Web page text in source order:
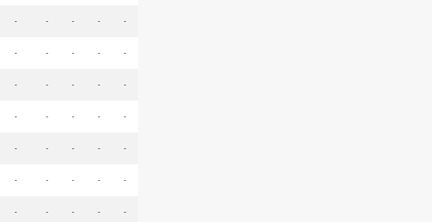
- - - - -
- - - - -
- - - - -
- - - - -
- - - - -
- - - - -
- - - - -